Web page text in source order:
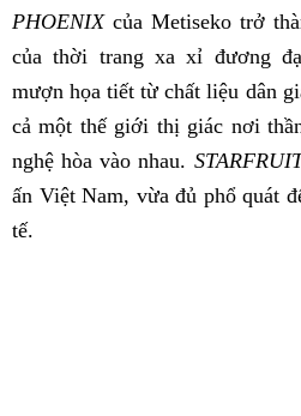
PHOENIXcủa Metiseko trở
của thời trang xa xỉ đương
mượn họa tiết từ chất liệu dân
cả một thế giới thị giác nơi
nghệ hòa vào nhau.
ấn Việt Nam, vừa đủ phổ quát
tế.